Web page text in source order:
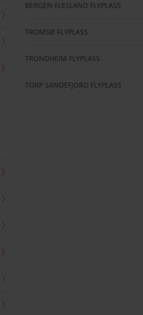
BERGEN FLESLAND FLYPLASS
TROMSØ FLYPLASS
TRONDHEIM FLYPLASS
TORP SANDEFJORD FLYPLASS